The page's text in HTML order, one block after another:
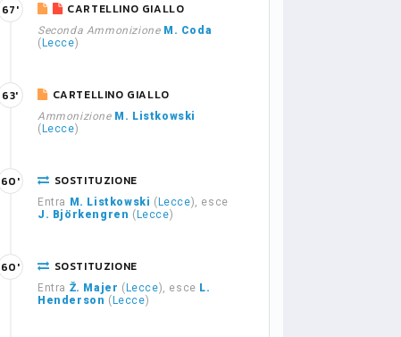
CARTELLINO GIALLO
Seconda Ammonizione M. Coda
( Lecce)
67'
CARTELLINO GIALLO
Ammonizione M. Listkowski
( Lecce)
63'
SOSTITUZIONE
Entra M. Listkowski ( Lecce), esce
J. Björkengren ( Lecce)
60'
SOSTITUZIONE
Entra Ž. Majer ( Lecce), esce L.
Henderson ( Lecce)
60'